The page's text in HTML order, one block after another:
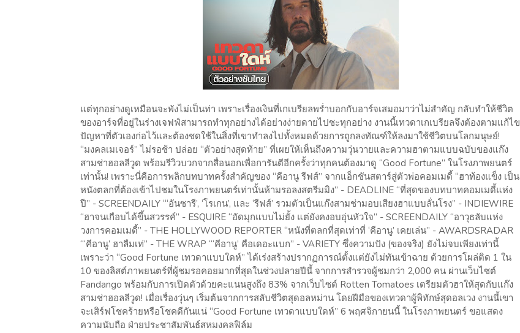
แต่ทุกอย่างดูเหมือนจะพังไม่เป็นท่า เพราะเรื่องเงินที่เกเบรียลพร่ำบอกกับอาร์จเสมอมาว่าไม่สำคัญ กลับทำให้ชีวิต
ของอาร์จที่อยู่ในร่างเจฟฟ์สามารถทำทุกอย่างได้อย่างง่ายดายไปซะทุกอย่าง งานนี้เทวดาเกเบรียลจึงต้องตามแก้ไข
ปัญหาที่ตัวเองก่อไว้และต้องชดใช้ในสิ่งที่เขาทำลงไปทั้งหมดด้วยการถูกลงทัณฑ์ให้ลงมาใช้ชีวิตบนโลกมนุษย์!
“มงคลเมเจอร์” ไม่รอช้า ปล่อย “ตัวอย่างสุดท้าย” ที่เผยให้เห็นถึงความวุ่นวายและความฮาตามแบบฉบับของแก๊ง
สามช่าฮอลลีวูด พร้อมรีวิวบวกจากสื่อนอกเพื่อการันตีอีกครั้งว่าทุกคนต้องมาดู “Good Fortune” ในโรงภาพยนตร์
เท่านั้น! เพราะนี่คือการพลิกบทบาทครั้งสำคัญของ “คีอานู รีฟส์” จากแอ็กชันสตาร์สู่ตัวพ่อคอมเมดี้ “ฮาท้องแข็ง เป็น
หนังตลกที่ต้องเข้าไปชมในโรงภาพยนตร์เท่านั้นห้ามรอลงสตรีมมิง” - DEADLINE “ที่สุดของบทบาทคอมเมดี้แห่ง
ปี” - SCREENDAILY “‘อันซารี’, ‘โรเกน’, และ ‘รีฟส์’ รวมตัวเป็นแก๊งสามช่ามอบเสียงฮาแบบลั่นโรง” - INDIEWIRE
“ฮาจนเกือบได้ขึ้นสวรรค์” - ESQUIRE “อัดมุกแบบไม่ยั้ง แต่ยังคงอบอุ่นหัวใจ” - SCREENDAILY “อาวุธลับแห่ง
วงการคอมเมดี้” - THE HOLLYWOOD REPORTER “หนังที่ตลกที่สุดเท่าที่ ‘คีอานู’ เคยเล่น” - AWARDSRADAR
“‘คีอานู’ ฮาลืมเท่” - THE WRAP “‘คีอานู’ คือเดอะแบก” - VARIETY ซึ่งความปัง (ของจริง) ยังไม่จบเพียงเท่านี้
เพราะว่า “Good Fortune เทวดาแบบใดห์” ได้เร่งสร้างปรากฏการณ์ตั้งแต่ยังไม่ทันเข้าฉาย ด้วยการโผล่ติด 1 ใน
10 ของลิสต์ภาพยนตร์ที่ผู้ชมรอคอยมากที่สุดในช่วงปลายปีนี้ จากการสำรวจผู้ชมกว่า 2,000 คน ผ่านเว็บไซต์
Fandango พร้อมกับการเปิดตัวด้วยคะแนนสูงถึง 83% จากเว็บไซต์ Rotten Tomatoes เตรียมตัวฮาให้สุดกับแก๊ง
สามช่าฮอลลีวูด! เมื่อเรื่องวุ่นๆ เริ่มต้นจากการสลับชีวิตสุดอลหม่าน โดยฝีมือของเทวดาผู้พิทักษ์สุดอลเวง งานนี้เขา
จะเสิร์ฟโชคร้ายหรือโชคดีกันแน่ “Good Fortune เทวดาแบบใดห์” 6 พฤศจิกายนนี้ ในโรงภาพยนตร์ ขอแสดง
ความนับถือ ฝ่ายประชาสัมพันธ์สหมงคลฟิล์ม